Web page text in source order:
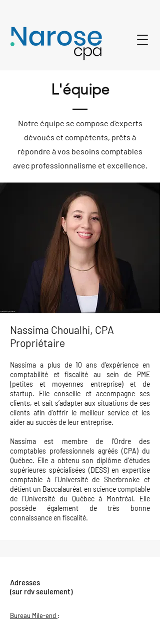
L'équipe
Notre équipe se compose d'experts
dévoués et compétents, prêts à
répondre à vos besoins comptables
avec professionnalisme et excellence.
Nassima Choualhi, CPA
Propriétaire
Nassima a plus de 10 ans d’expérience en
comptabilité et fiscalité au sein de PME
(petites et moyennes entreprise) et de
startup. Elle conseille et accompagne ses
clients, et sait s’adapter aux situations de ses
clients afin d’offrir le meilleur service et les
aider au succès de leur entreprise.
Nassima est membre de l’Ordre des
comptables professionnels agréés (CPA) du
Québec. Elle a obtenu son diplôme d'études
supérieures spécialisées (DESS) en expertise
comptable à l’Université de Sherbrooke et
détient un Baccalauréat en science comptable
de l’Université du Québec à Montréal. Elle
possède également de très bonne
connaissance en fiscalité.
Adresses
(sur rdv seulement)
Bureau Mile-end :